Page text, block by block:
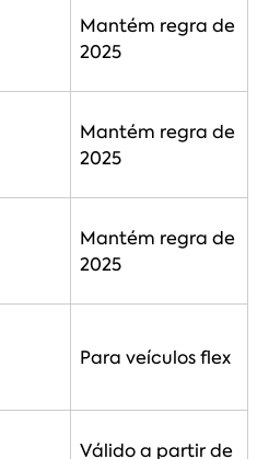
Mantém regra de
2025
Mantém regra de
2025
Mantém regra de
2025
Para veículos flex
Válido a partir de